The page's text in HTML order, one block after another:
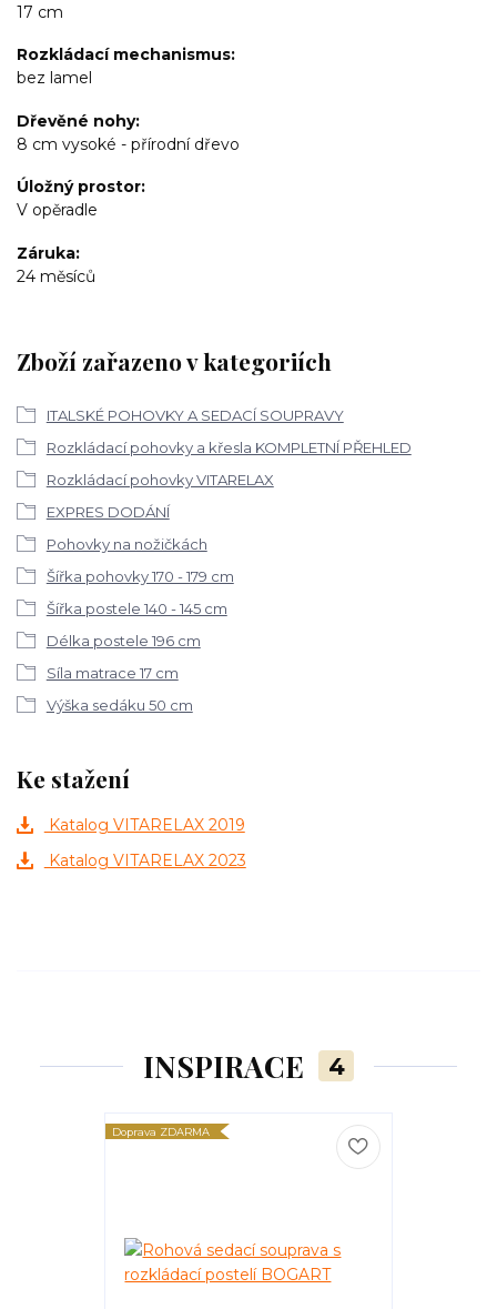
17 cm
Rozkládací mechanismus
bez lamel
Dřevěné nohy
8 cm vysoké - přírodní dřevo
Úložný prostor
V opěradle
Záruka
24 měsíců
Zboží zařazeno v kategoriích
ITALSKÉ POHOVKY A SEDACÍ SOUPRAVY
Rozkládací pohovky a křesla KOMPLETNÍ PŘEHLED
Rozkládací pohovky VITARELAX
EXPRES DODÁNÍ
Pohovky na nožičkách
Šířka pohovky 170 - 179 cm
Šířka postele 140 - 145 cm
Délka postele 196 cm
Síla matrace 17 cm
Výška sedáku 50 cm
Ke stažení
Katalog VITARELAX 2019
Katalog VITARELAX 2023
INSPIRACE 4
Doprava ZDARMA